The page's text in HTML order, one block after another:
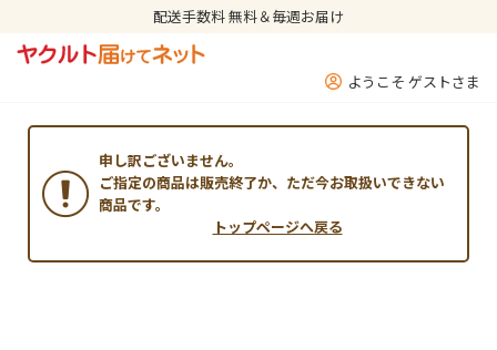
配送手数料 無料＆毎週お届け
ようこそ ゲストさま
申し訳ございません。
ご指定の商品は販売終了か、ただ今お取扱いできない
商品です。
トップページへ戻る